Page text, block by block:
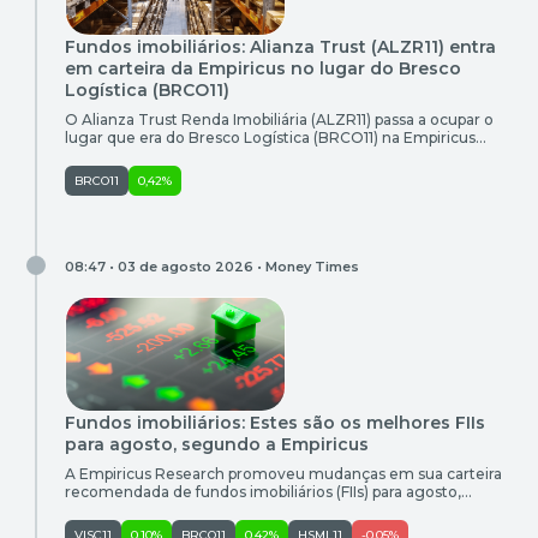
Fundos imobiliários: Alianza Trust (ALZR11) entra
em carteira da Empiricus no lugar do Bresco
Logística (BRCO11)
O Alianza Trust Renda Imobiliária (ALZR11) passa a ocupar o
lugar que era do Bresco Logística (BRCO11) na Empiricus
casa de análises. A partir de agora, são sugeridos oito papéis
para quem deseja buscar ganhos acima do índice de
BRCO11 0,42%
08:47 • 03 de agosto 2026 • Money Times
Fundos imobiliários: Estes são os melhores FIIs
para agosto, segundo a Empiricus
A Empiricus Research promoveu mudanças em sua carteira
recomendada de fundos imobiliários (FIIs) para agosto,
Imobiliários (MCCI11) e retirando integralmente o Bresco